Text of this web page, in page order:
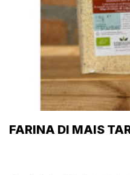
FARINA DI MAIS